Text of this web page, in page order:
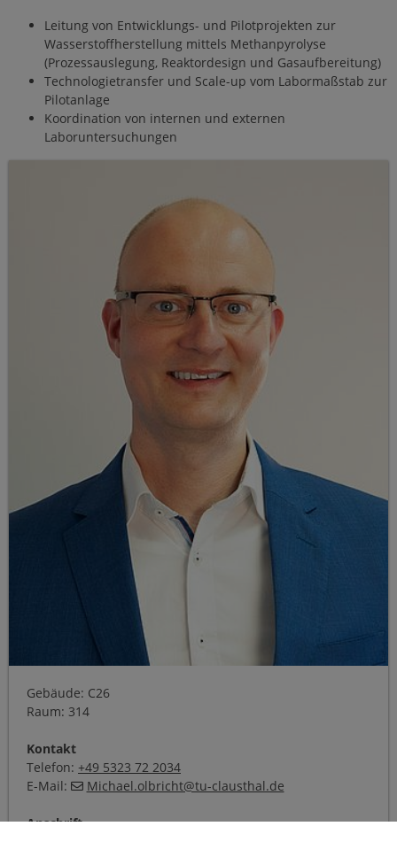
Leitung von Entwicklungs- und Pilotprojekten zur
Wasserstoffherstellung mittels Methanpyrolyse
(Prozessauslegung, Reaktordesign und Gasaufbereitung)
Technologietransfer und Scale-up vom Labormaßstab zur
Pilotanlage
Koordination von internen und externen
Laboruntersuchungen
Gebäude: C26
Raum: 314
Kontakt
Telefon: +49 5323 72 2034
E-Mail:
Michael.olbricht@tu-clausthal.de
Anschrift